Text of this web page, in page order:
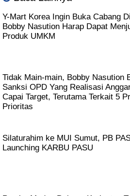
Y-Mart Korea Ingin Buka Cabang
Bobby Nasution Harap Dapat
Produk UMKM
Tidak Main-main, Bobby Nasution
Sanksi OPD Yang Realisasi
Capai Target, Terutama Terkait 5
Prioritas
Silaturahim ke MUI Sumut, PB
Launching KARBU PASU